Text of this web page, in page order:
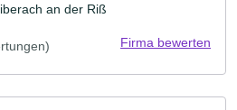
an der Riß
Firma bewerten